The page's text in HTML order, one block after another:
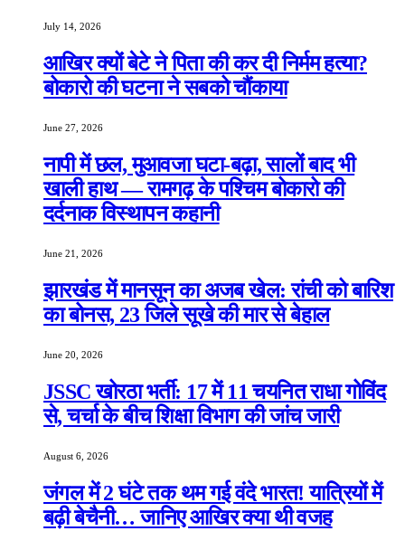
July 14, 2026
आखिर क्यों बेटे ने पिता की कर दी निर्मम हत्या?
बोकारो की घटना ने सबको चौंकाया
June 27, 2026
नापी में छल, मुआवजा घटा-बढ़ा, सालों बाद भी
खाली हाथ — रामगढ़ के पश्चिम बोकारो की
दर्दनाक विस्थापन कहानी
June 21, 2026
झारखंड में मानसून का अजब खेल: रांची को बारिश
का बोनस, 23 जिले सूखे की मार से बेहाल
June 20, 2026
JSSC खोरठा भर्ती: 17 में 11 चयनित राधा गोविंद
से, चर्चा के बीच शिक्षा विभाग की जांच जारी
August 6, 2026
जंगल में 2 घंटे तक थम गई वंदे भारत! यात्रियों में
बढ़ी बेचैनी… जानिए आखिर क्या थी वजह